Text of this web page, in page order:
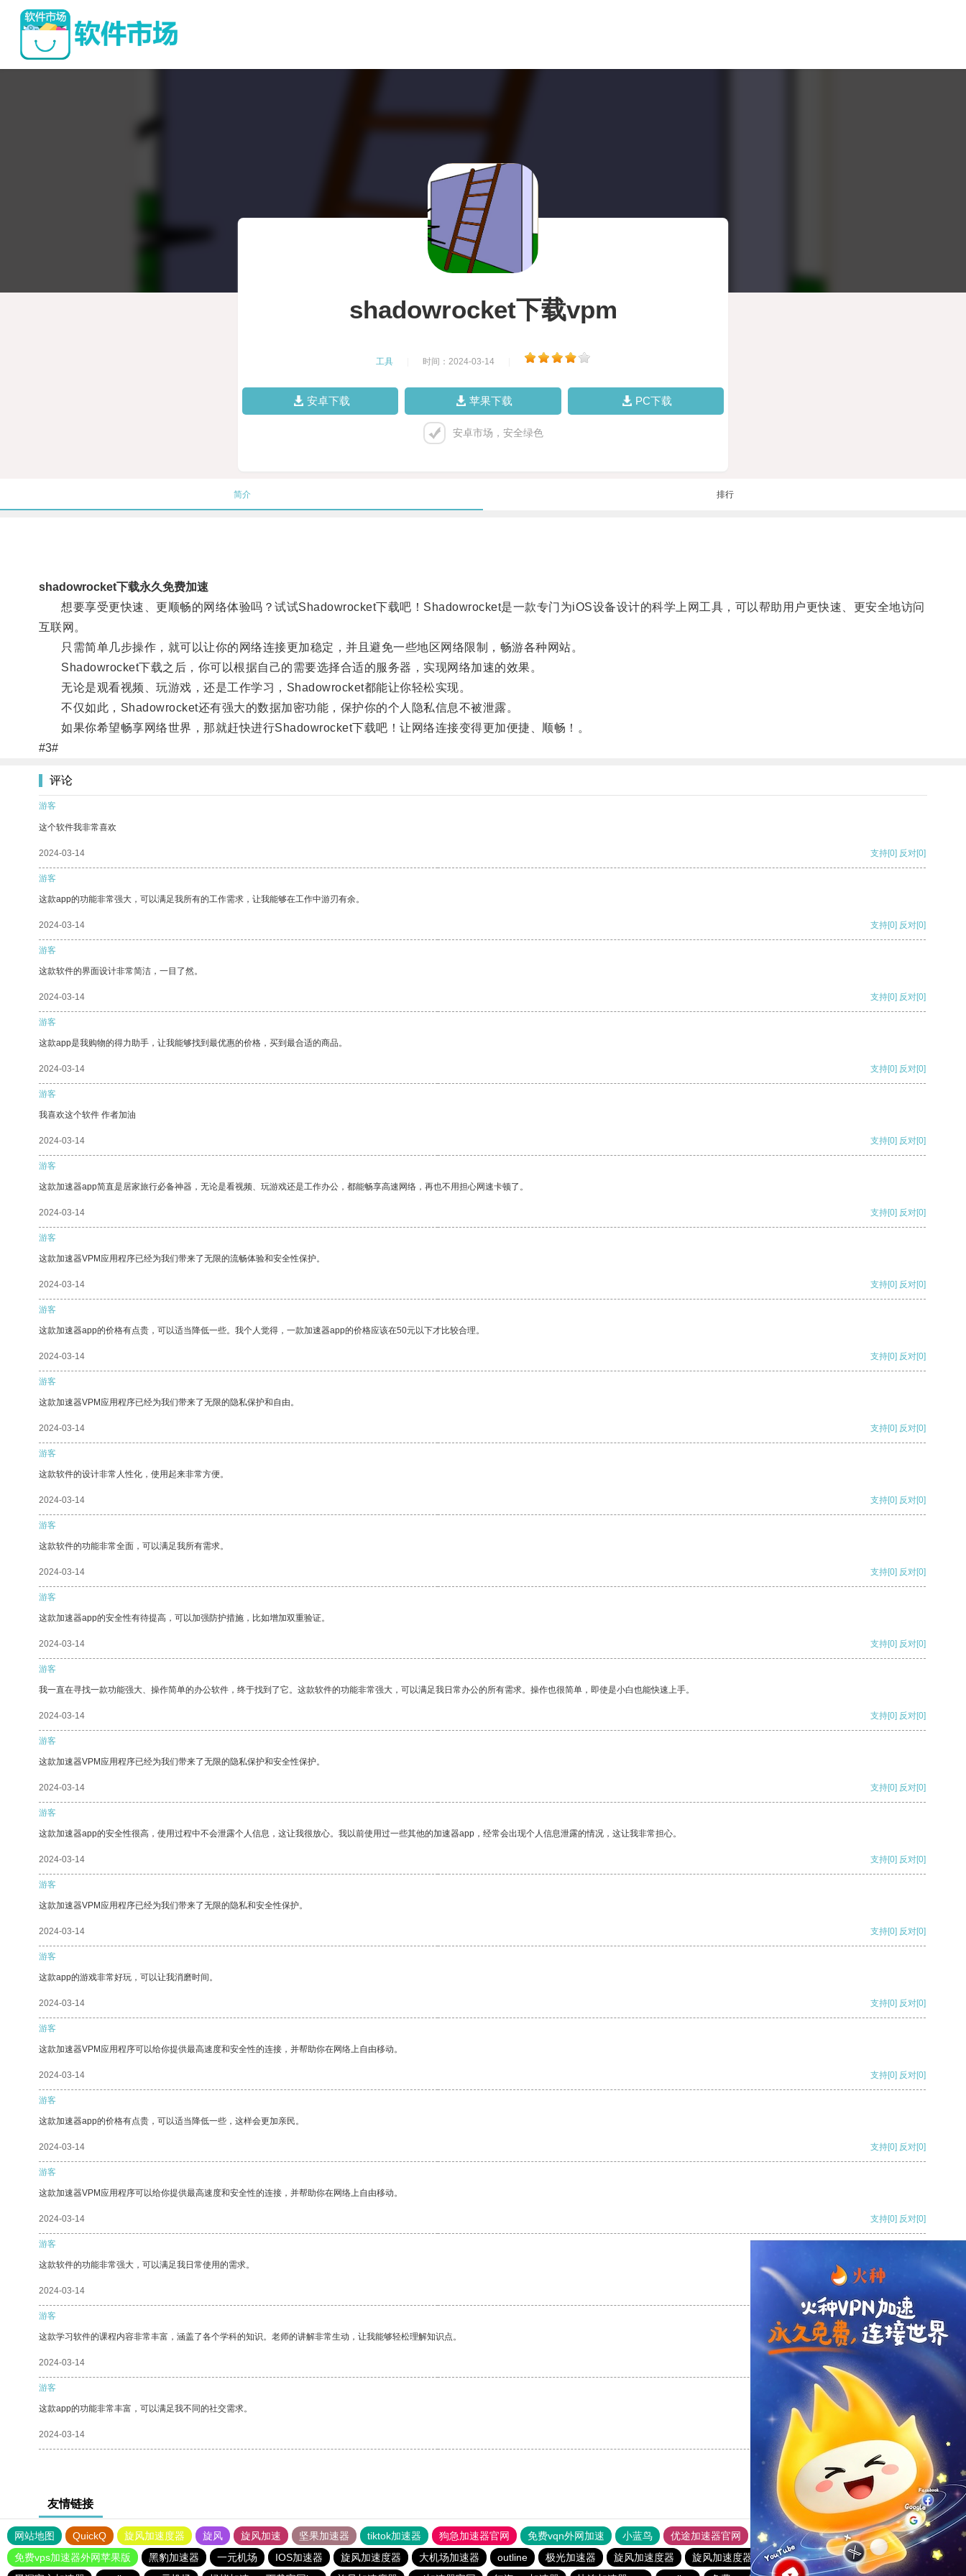
shadowrocket下载vpm
工具 时间：2024-03-14
安卓下载 苹果下载 PC下载
安卓市场，安全绿色
简介 排行
shadowrocket下载永久免费加速
想要享受更快速、更顺畅的网络体验吗？试试Shadowrocket下载吧！Shadowrocket是一款专门为iOS设备设计的科学上网工具，可以帮助用户更快速、更安全地访问
互联网。
只需简单几步操作，就可以让你的网络连接更加稳定，并且避免一些地区网络限制，畅游各种网站。
Shadowrocket下载之后，你可以根据自己的需要选择合适的服务器，实现网络加速的效果。
无论是观看视频、玩游戏，还是工作学习，Shadowrocket都能让你轻松实现。
不仅如此，Shadowrocket还有强大的数据加密功能，保护你的个人隐私信息不被泄露。
如果你希望畅享网络世界，那就赶快进行Shadowrocket下载吧！让网络连接变得更加便捷、顺畅！。
#3#
评论
游客
这个软件我非常喜欢
2024-03-14 支持[0] 反对[0]
游客
这款app的功能非常强大，可以满足我所有的工作需求，让我能够在工作中游刃有余。
2024-03-14 支持[0] 反对[0]
游客
这款软件的界面设计非常简洁，一目了然。
2024-03-14 支持[0] 反对[0]
游客
这款app是我购物的得力助手，让我能够找到最优惠的价格，买到最合适的商品。
2024-03-14 支持[0] 反对[0]
游客
我喜欢这个软件 作者加油
2024-03-14 支持[0] 反对[0]
游客
这款加速器app简直是居家旅行必备神器，无论是看视频、玩游戏还是工作办公，都能畅享高速网络，再也不用担心网速卡顿了。
2024-03-14 支持[0] 反对[0]
游客
这款加速器VPM应用程序已经为我们带来了无限的流畅体验和安全性保护。
2024-03-14 支持[0] 反对[0]
游客
这款加速器app的价格有点贵，可以适当降低一些。我个人觉得，一款加速器app的价格应该在50元以下才比较合理。
2024-03-14 支持[0] 反对[0]
游客
这款加速器VPM应用程序已经为我们带来了无限的隐私保护和自由。
2024-03-14 支持[0] 反对[0]
游客
这款软件的设计非常人性化，使用起来非常方便。
2024-03-14 支持[0] 反对[0]
游客
这款软件的功能非常全面，可以满足我所有需求。
2024-03-14 支持[0] 反对[0]
游客
这款加速器app的安全性有待提高，可以加强防护措施，比如增加双重验证。
2024-03-14 支持[0] 反对[0]
游客
我一直在寻找一款功能强大、操作简单的办公软件，终于找到了它。这款软件的功能非常强大，可以满足我日常办公的所有需求。操作也很简单，即使是小白也能快速上手。
2024-03-14 支持[0] 反对[0]
游客
这款加速器VPM应用程序已经为我们带来了无限的隐私保护和安全性保护。
2024-03-14 支持[0] 反对[0]
游客
这款加速器app的安全性很高，使用过程中不会泄露个人信息，这让我很放心。我以前使用过一些其他的加速器app，经常会出现个人信息泄露的情况，这让我非常担心。
2024-03-14 支持[0] 反对[0]
游客
这款加速器VPM应用程序已经为我们带来了无限的隐私和安全性保护。
2024-03-14 支持[0] 反对[0]
游客
这款app的游戏非常好玩，可以让我消磨时间。
2024-03-14 支持[0] 反对[0]
游客
这款加速器VPM应用程序可以给你提供最高速度和安全性的连接，并帮助你在网络上自由移动。
2024-03-14 支持[0] 反对[0]
游客
这款加速器app的价格有点贵，可以适当降低一些，这样会更加亲民。
2024-03-14 支持[0] 反对[0]
游客
这款加速器VPM应用程序可以给你提供最高速度和安全性的连接，并帮助你在网络上自由移动。
2024-03-14 支持[0] 反对[0]
游客
这款软件的功能非常强大，可以满足我日常使用的需求。
2024-03-14
游客
这款学习软件的课程内容非常丰富，涵盖了各个学科的知识。老师的讲解非常生动，让我能够轻松理解知识点。
2024-03-14 反对
游客
这款app的功能非常丰富，可以满足我不同的社交需求。
2024-03-14 反对[0]
友情链接
网站地图 QuickQ 旋风加速度器 旋风 旋风加速 坚果加速器 tiktok加速器 狗急加速器官网 免费vqn外网加速 小蓝鸟 优途加速器官网 风驰加速器 旋风加速器
八戒看书
免费vps加速器外网苹果版
黑豹加速器 一元机场 IOS加速器 旋风加速度器 大机场加速器 outline 极光加速器 旋风加速度器 旋风加速度器 极风加速器
ios加速器